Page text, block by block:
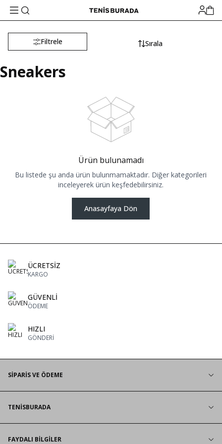
Filtrele Sırala
Sneakers
Ürün bulunamadı
Bu listede şu anda ürün bulunmamaktadır. Diğer kategorileri
inceleyerek ürün keşfedebilirsiniz.
Anasayfaya Dön
ÜCRETSİZ
KARGO
GÜVENLİ
ÖDEME
HIZLI
GÖNDERİ
SİPARİS VE ÖDEME
TENİSBURADA
FAYDALI BİLGİLER